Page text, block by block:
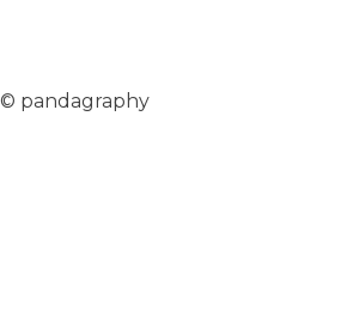
© pandagraphy